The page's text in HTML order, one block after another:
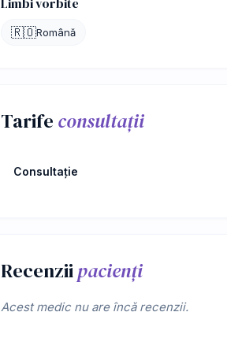
🇷🇴Română
Tarife consultații
Consultație
Recenziipacienți
Acest medic nu are încă recenzii.